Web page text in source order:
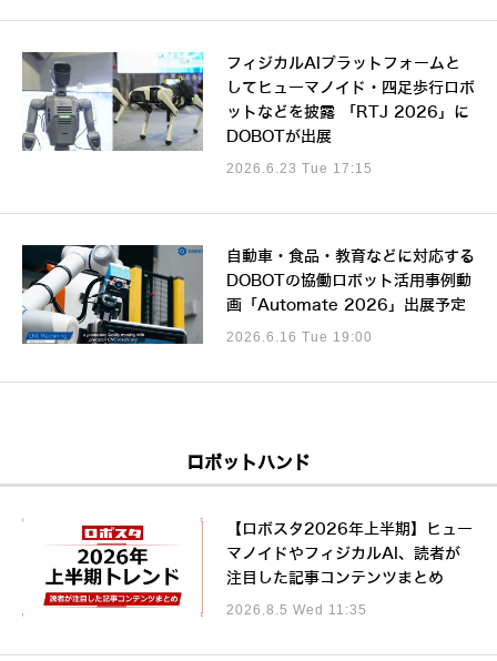
フィジカルAIプラットフォームと
してヒューマノイド・四足歩行ロボ
ットなどを披露 「RTJ 2026」に
DOBOTが出展
2026.6.23 Tue 17:15
自動車・食品・教育などに対応する
DOBOTの協働ロボット活用事例動
画「Automate 2026」出展予定
2026.6.16 Tue 19:00
ロボットハンド
【ロボスタ2026年上半期】ヒュー
マノイドやフィジカルAI、読者が
注目した記事コンテンツまとめ
2026.8.5 Wed 11:35